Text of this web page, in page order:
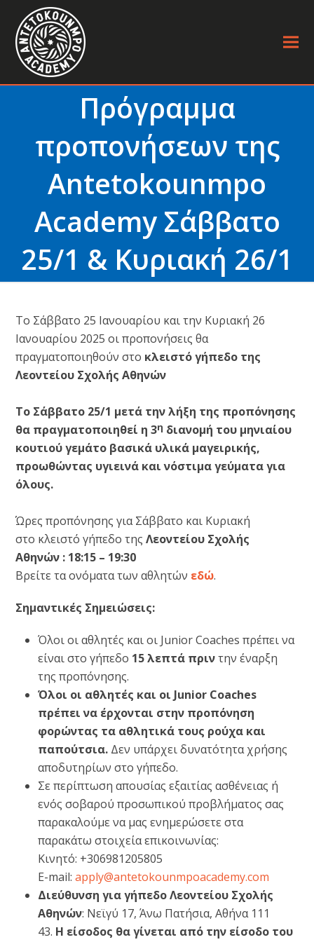
Πρόγραμμα
προπονήσεων της
Antetokounmpo
Academy Σάββατο
25/1 & Κυριακή 26/1
Το Σάββατο 25 Ιανουαρίου και την Κυριακή 26
Ιανουαρίου 2025 οι προπονήσεις θα
πραγματοποιηθούν στο κλειστό γήπεδο της
Λεοντείου Σχολής Αθηνών
Το Σάββατο 25/1 μετά την λήξη της προπόνησης
θα πραγματοποιηθεί η 3η διανομή του μηνιαίου
κουτιού γεμάτο βασικά υλικά μαγειρικής,
προωθώντας υγιεινά και νόστιμα γεύματα για
όλους.
Ώρες προπόνησης για Σάββατο και Κυριακή
στο κλειστό γήπεδο της Λεοντείου Σχολής
Αθηνών : 18:15 – 19:30
Βρείτε τα ονόματα των αθλητών εδώ.
Σημαντικές Σημειώσεις:
Όλοι οι αθλητές και οι Junior Coaches πρέπει να
είναι στο γήπεδο 15 λεπτά πριντην έναρξη
της προπόνησης.
Όλοι οι αθλητές και οι Junior Coaches
πρέπει να έρχονται στην προπόνηση
φορώντας τα αθλητικά τους ρούχα και
παπούτσια. Δεν υπάρχει δυνατότητα χρήσης
αποδυτηρίων στο γήπεδο.
Σε περίπτωση απουσίας εξαιτίας ασθένειας ή
ενός σοβαρού προσωπικού προβλήματος σας
παρακαλούμε να μας ενημερώσετε στα
παρακάτω στοιχεία επικοινωνίας:
Κινητό: +306981205805
E-mail:apply@antetokounmpoacademy.com
Διεύθυνση για γήπεδο Λεοντείου Σχολής
Αθηνών: Νεϊγύ 17, Άνω Πατήσια, Αθήνα 111
43. Η είσοδος θα γίνεται από την είσοδο του